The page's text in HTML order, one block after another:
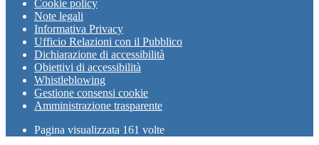
Cookie policy
Note legali
Informativa Privacy
Ufficio Relazioni con il Pubblico
Dichiarazione di accessibilità
Obiettivi di accessibilità
Whistleblowing
Gestione consensi cookie
Amministrazione trasparente
Pagina visualizzata 161 volte